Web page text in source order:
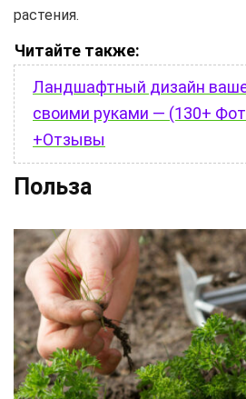
растения.
Читайте также:
Ландшафтный дизайн
своими руками — (130+
+Отзывы
Польза